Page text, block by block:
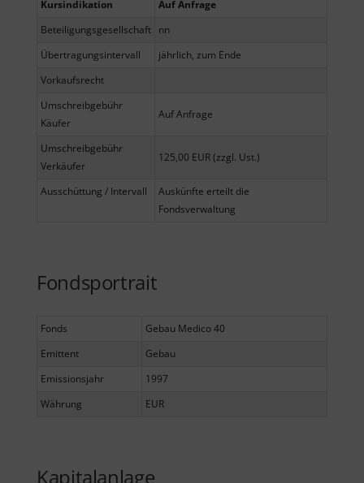
Kursindikation
Auf Anfrage
Beteiligungsgesellschaft nn
Übertragungsintervall
jährlich, zum Ende
Vorkaufsrecht
Umschreibgebühr
Käufer
Auf Anfrage
Umschreibgebühr
Verkäufer
125,00 EUR (zzgl. Ust.)
Ausschüttung / Intervall
Auskünfte erteilt die
Fondsverwaltung
Fondsportrait
Fonds
Gebau Medico 40
Emittent
Gebau
Emissionsjahr
1997
Währung
EUR
Kapitalanlage